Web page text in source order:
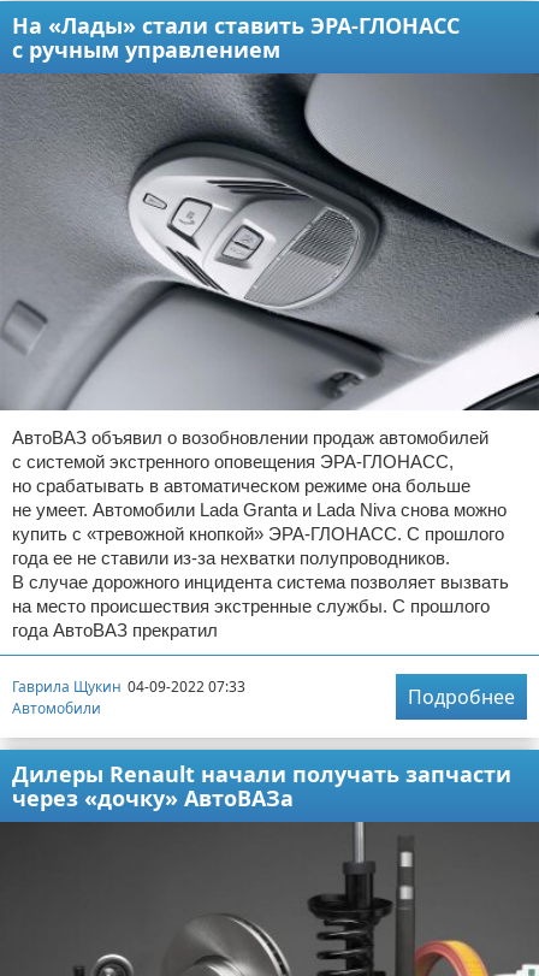
На «Лады» стали ставить ЭРА-ГЛОНАСС
с ручным управлением
АвтоВАЗ объявил о возобновлении продаж автомобилей
с системой экстренного оповещения ЭРА-ГЛОНАСС,
но срабатывать в автоматическом режиме она больше
не умеет. Автомобили Lada Granta и Lada Niva снова можно
купить с «тревожной кнопкой» ЭРА-ГЛОНАСС. С прошлого
года ее не ставили из-за нехватки полупроводников.
В случае дорожного инцидента система позволяет вызвать
на место происшествия экстренные службы. С прошлого
года АвтоВАЗ прекратил
Гаврила Щукин 04-09-2022 07:33
Автомобили
Подробнее
Дилеры Renault начали получать запчасти
через «дочку» АвтоВАЗа